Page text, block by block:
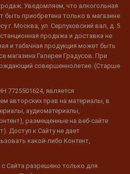
Уведомляем, что алкогольная
быть приобретена только в магазине
г. Москва, ул. Серпуховский вал, д. 5
продажа и доставка не
и табачная продукция может быть
магазина Галерея Градусов. При
совершеннолетие. (Старше
7725501624, является
авторских прав на материалы, в
аудиоматериалы,
размещенные на веб-сайте
Доступ к Сайту не дает
какой-либо Контент,
Сайта разрешено только для